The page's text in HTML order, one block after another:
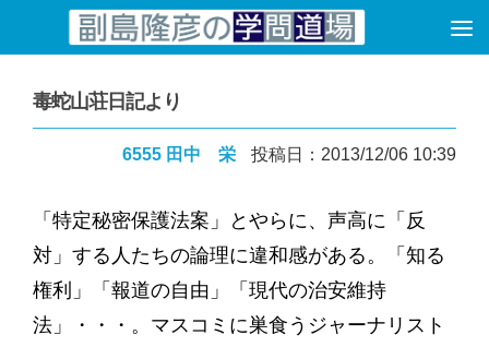
コンテンツへスキップ
毒蛇山荘日記より
6555 田中 栄 投稿日：2013/12/06 10:39
「特定秘密保護法案」とやらに、声高に「反
対」する人たちの論理に違和感がある。「知る
権利」「報道の自由」「現代の治安維持
法」・・・。マスコミに巣食うジャーナリスト